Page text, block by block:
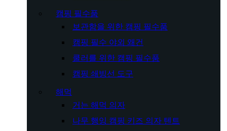
캠핑 필수품
보관함을 위한 캠핑 필수품
캠핑 필수 야외 왜건
쿨러를 위한 캠핑 필수품
캠핑 쇄빙선 도구
해먹
거는 해먹 의자
나무 행잉 캠핑 키즈 의자 텐트